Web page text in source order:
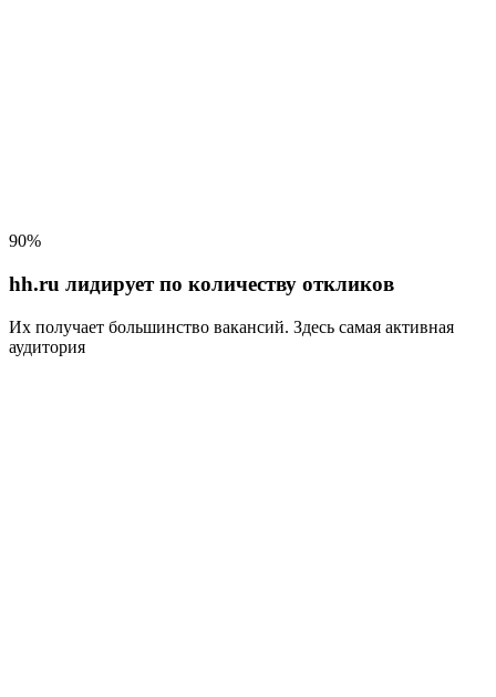
90%
hh.ru лидирует по количеству откликов
Их получает большинство вакансий. Здесь самая активная
аудитория